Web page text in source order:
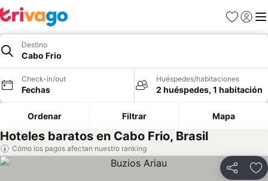
Favoritos
Iniciar
Destino
Cabo Frio
Check-in/out
Fechas
Huéspedes/habitaciones
2 huéspedes, 1 habitación
Ordenar Filtrar Mapa
Hoteles baratos en Cabo Frio, Brasil
Cómo los pagos afectan nuestro ranking
Compartir